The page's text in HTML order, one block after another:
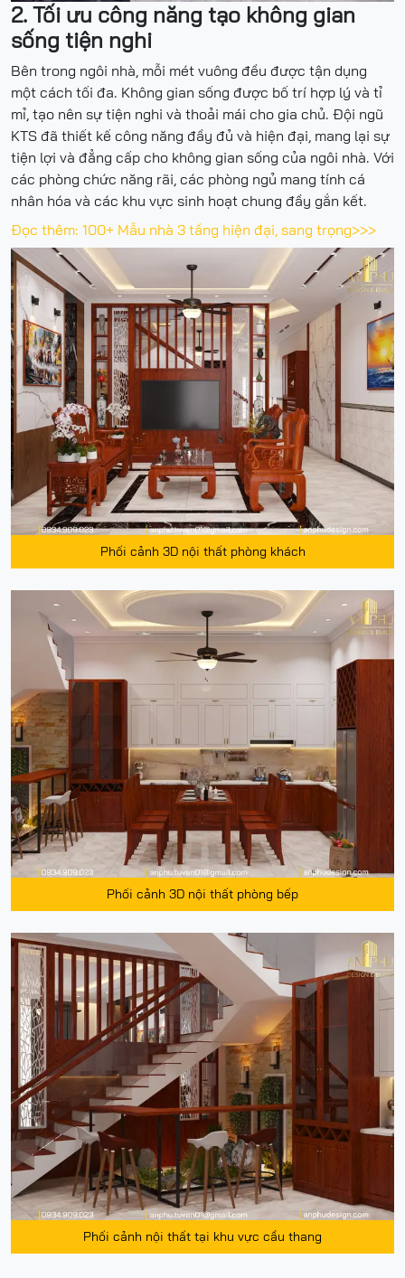
2. Tối ưu công năng tạo không gian
sống tiện nghi
Bên trong ngôi nhà, mỗi mét vuông đều được tận dụng
một cách tối đa. Không gian sống được bố trí hợp lý và tỉ
mỉ, tạo nên sự tiện nghi và thoải mái cho gia chủ. Đội ngũ
KTS đã thiết kế công năng đầy đủ và hiện đại, mang lại sự
tiện lợi và đẳng cấp cho không gian sống của ngôi nhà. Với
các phòng chức năng rãi, các phòng ngủ mang tính cá
nhân hóa và các khu vực sinh hoạt chung đầy gắn kết.
Đọc thêm: 100+ Mẫu nhà 3 tầng hiện đại, sang trọng>>>
Phối cảnh 3D nội thất phòng khách
Phối cảnh 3D nội thất phòng bếp
Phối cảnh nội thất tại khu vực cầu thang